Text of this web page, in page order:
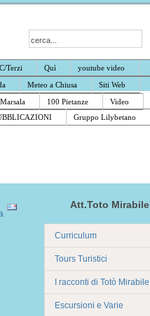
C/Terzi Quì
youtube video
Meteo a Chiusa
Siti Web
100 Pietanze
Video
Gruppo Lilybetano
Att.Toto Mirabile
Curriculum
Tours Turistici
I racconti di Totò Mirabile
Escursioni e Varie